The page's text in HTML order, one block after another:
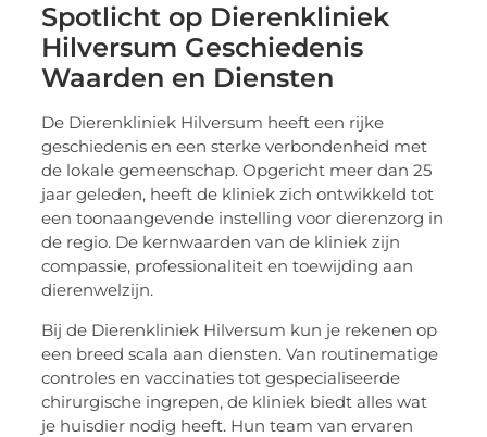
Spotlicht op Dierenkliniek
Hilversum Geschiedenis
Waarden en Diensten
De Dierenkliniek Hilversum heeft een rijke
geschiedenis en een sterke verbondenheid met
de lokale gemeenschap. Opgericht meer dan 25
jaar geleden, heeft de kliniek zich ontwikkeld tot
een toonaangevende instelling voor dierenzorg in
de regio. De kernwaarden van de kliniek zijn
compassie, professionaliteit en toewijding aan
dierenwelzijn.
Bij de Dierenkliniek Hilversum kun je rekenen op
een breed scala aan diensten. Van routinematige
controles en vaccinaties tot gespecialiseerde
chirurgische ingrepen, de kliniek biedt alles wat
je huisdier nodig heeft. Hun team van ervaren